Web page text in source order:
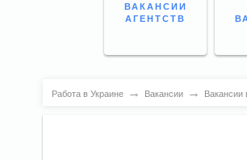
ВАКАНСИИ
АГЕНТСТВ
Работа в Украине → Вакансии → Вакансии